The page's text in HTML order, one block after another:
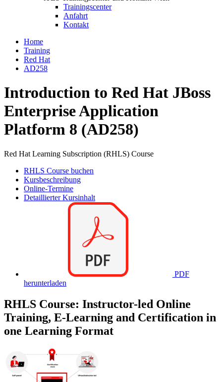
Trainingscenter
Anfahrt
Kontakt
Home
Training
Red Hat
AD258
Introduction to Red Hat JBoss
Enterprise Application
Platform 8 (AD258)
Red Hat Learning Subscription (RHLS) Course
RHLS Course buchen
Kursbeschreibung
Online-Termine
Detaillierter Kursinhalt
PDF
herunterladen
RHLS Course: Instructor-led Online
Training, E-Learning and Certification in
one Learning Format